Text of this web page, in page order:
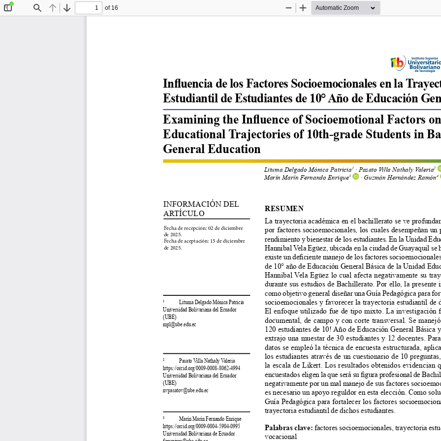
Find Previous
Next
of 16
Zoom
Zoom
INFORMACIÓN DEL
ARTÍCULO
Influencia de los Factores Socioemocionales en la
Estudiantil de Estudiantes de 10° Año de Educación
Examining the Influence of Socioemotional Factors
Educational Trajectories of 10th-grade Students in
General Education
RESUMEN
La trayectoria académica en el bachillerato se ve
por factores socioemocionales, los cuales desempeñan
rendimiento y bienestar de los estudiantes. En la Unidad
Hannibal Vela Egüez, ubicada en la ciudad de Guayaquil se
existe un deficiente manejo de los factores
de 10° año de Educación General Básica de la Unidad
Hannibal Vela Egüez lo cual afecta negativamente su
durante sus estudios de Bachillerato. Por ello, la presente
como objetivo general diseñar una Guía Pedagógica para
socioemocionales y favorecer la trayectoria estudiantil de
El enfoque utilizado fue de tipo mixto. La investigación
documental, de campo y con corte transversal. Se
120 estudiantes de 10! Año de Educación General Básica
extrajo una muestar de 30 estudiantes y 12 docentes.
datos se empleó la técnica de encuesta estructurada,
los estudiantes através de un cuestionario de 10
la escala de Likert. Los resultados obtenidos evidencian
encuestados eligen la que será su figura profesional de
negativamente por un mal manejo de sus factores
es necesario un apoyo reguldor en esta elección. Como
Guía Pedagógica para fortalecer los factores
trayectoria estudiantil de dichos estudiantes.
Palabras clave: factores socioemocionales, trayectoria
vocacional
Lituma Delgado Mónica Patricia 1 · Pasato Villa Nathaly Valeria2
Marín Marín Fernando Enrique3 · Guzmán Hernández Ramón4
¹            Lituma Delgado Mónica Patricia
Universidad Bolivariana del Ecuador
(UBE)
mpl@ube.edu.ec
²            Pasato Villa Nathaly Valeria
https://orcid.org/0009-0008-8062-4994
Universidad Bolivariana del Ecuador
(UBE)
nvpasatov@ube.edu.ec
³            Marín Marín Fernando Enrique
https://orcid.org/0009-0004-5904-0995
Universidad Bolivariana de Ecuador
Fecha de recepción: 02 de diciembre
de 2025.
Fecha de aceptación: 15 de diciembre
de 2025.